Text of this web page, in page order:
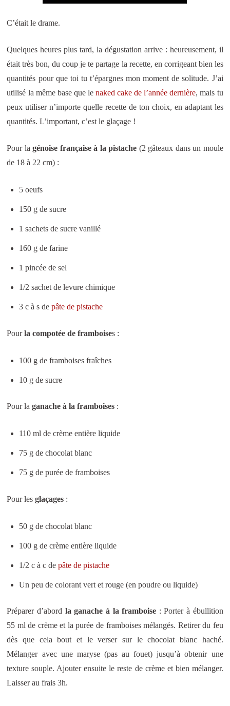
C’était le drame.
Quelques heures plus tard, la dégustation arrive : heureusement, il
était très bon, du coup je te partage la recette, en corrigeant bien les
quantités pour que toi tu t’épargnes mon moment de solitude. J’ai
utilisé la même base que le naked cake de l’année dernière, mais tu
peux utiliser n’importe quelle recette de ton choix, en adaptant les
quantités. L’important, c’est le glaçage !
Pour lagénoise française à la pistache (2 gâteaux dans un moule
de 18 à 22 cm) :
5 oeufs
150 g de sucre
1 sachets de sucre vanillé
160 g de farine
1 pincée de sel
1/2 sachet de levure chimique
3 c à s depâte de pistache
Pourla compotée de framboises :
100 g de framboises fraîches
10 g de sucre
Pour laganache à la framboises :
110 ml de crème entière liquide
75 g de chocolat blanc
75 g de purée de framboises
Pour lesglaçages :
50 g de chocolat blanc
100 g de crème entière liquide
1/2 c à c depâte de pistache
Un peu de colorant vert et rouge (en poudre ou liquide)
Préparer d’abord la ganache à la framboise : Porter à ébullition
55 ml de crème et la purée de framboises mélangés. Retirer du feu
dès que cela bout et le verser sur le chocolat blanc haché.
Mélanger avec une maryse (pas au fouet) jusqu’à obtenir une
texture souple. Ajouter ensuite le reste de crème et bien mélanger.
Laisser au frais 3h.